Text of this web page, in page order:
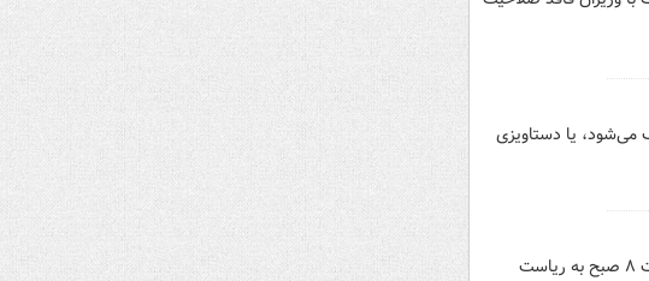
می‌شود، یا دستاویزی
دومین روز از بررسی صلاحیت وزرای پیشنهادی دولت چهاردهم امروز یکشنبه ۲۸ مرداد ۱۴۰۳ از ساعت ۸ صبح به ریاست